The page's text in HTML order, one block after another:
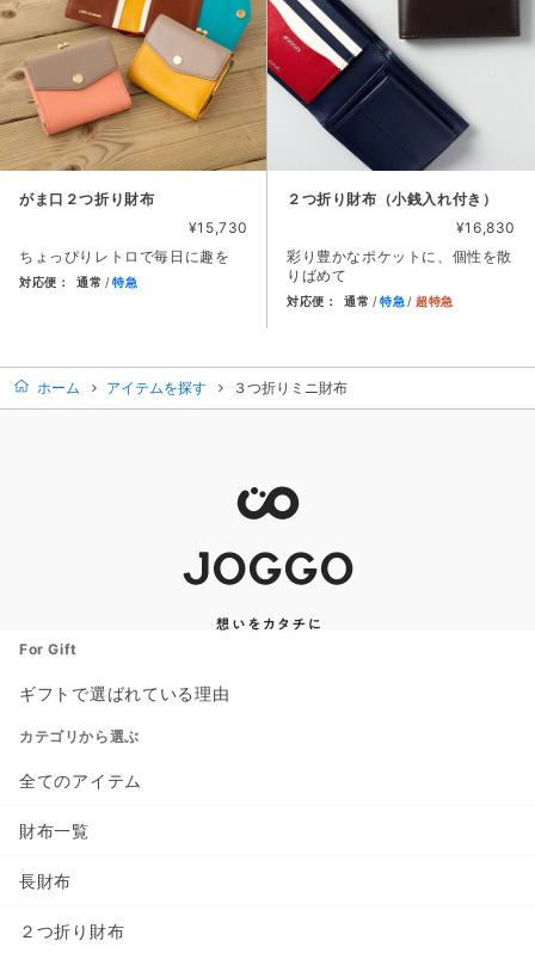
がま口２つ折り財布
¥15,730
ちょっぴりレトロで毎日に趣を
対応便： 通常 特急
２つ折り財布（小銭入れ付き）
¥16,830
彩り豊かなポケットに、個性を散
りばめて
対応便： 通常 特急 超特急
ホーム アイテムを探す ３つ折りミニ財布
For Gift
ギフトで選ばれている理由
カテゴリから選ぶ
全てのアイテム
財布一覧
長財布
２つ折り財布